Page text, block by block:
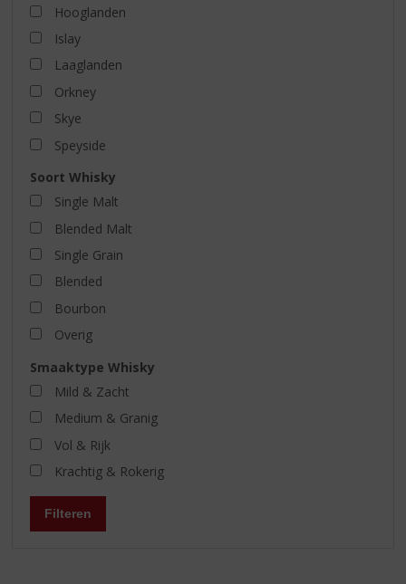
Hooglanden
Islay
Laaglanden
Orkney
Skye
Speyside
Soort Whisky
Single Malt
Blended Malt
Single Grain
Blended
Bourbon
Overig
Smaaktype Whisky
Mild & Zacht
Medium & Granig
Vol & Rijk
Krachtig & Rokerig
Filteren